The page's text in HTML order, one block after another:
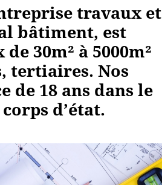
travaux et
bâtiment, est
30m² à 5000m²
tertiaires. Nos
de 18 ans dans le
d’état.